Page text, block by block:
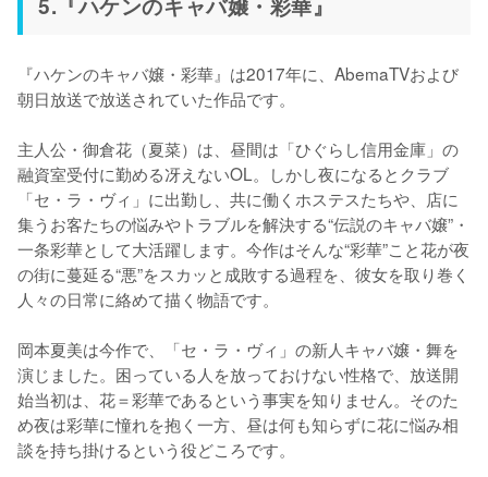
『ハケンのキャバ嬢・彩華』は2017年に、AbemaTVおよび
朝日放送で放送されていた作品です。
主人公・御倉花（夏菜）は、昼間は「ひぐらし信用金庫」の
融資室受付に勤める冴えないOL。しかし夜になるとクラブ
「セ・ラ・ヴィ」に出勤し、共に働くホステスたちや、店に
集うお客たちの悩みやトラブルを解決する“伝説のキャバ嬢”・
一条彩華として大活躍します。今作はそんな“彩華”こと花が夜
の街に蔓延る“悪”をスカッと成敗する過程を、彼女を取り巻く
人々の日常に絡めて描く物語です。
岡本夏美は今作で、「セ・ラ・ヴィ」の新人キャバ嬢・舞を
演じました。困っている人を放っておけない性格で、放送開
始当初は、花＝彩華であるという事実を知りません。そのた
め夜は彩華に憧れを抱く一方、昼は何も知らずに花に悩み相
談を持ち掛けるという役どころです。